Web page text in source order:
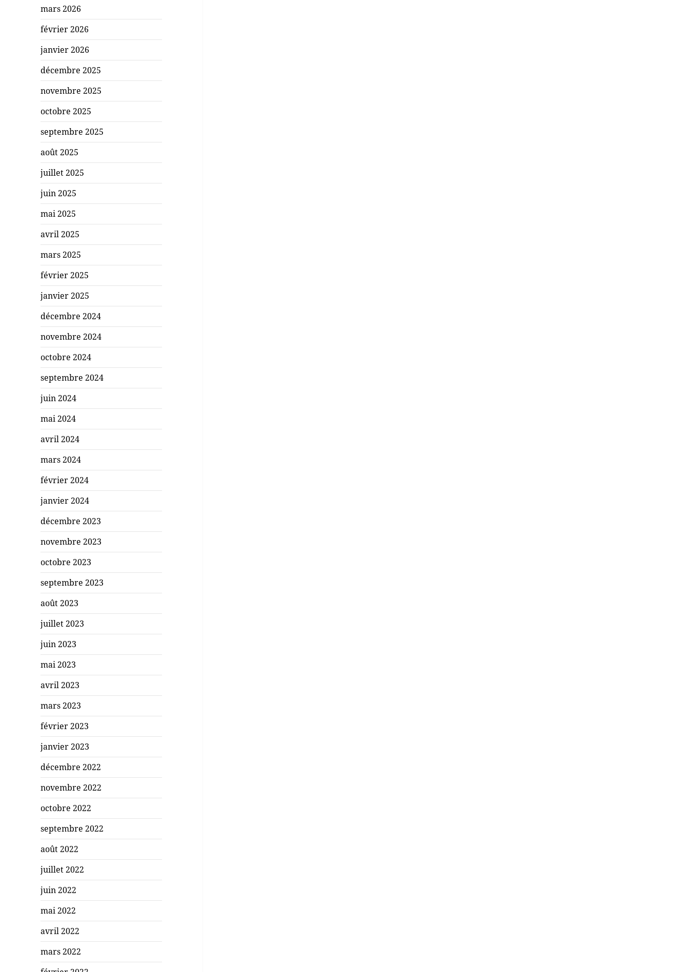
mars 2026
février 2026
janvier 2026
décembre 2025
novembre 2025
octobre 2025
septembre 2025
août 2025
juillet 2025
juin 2025
mai 2025
avril 2025
mars 2025
février 2025
janvier 2025
décembre 2024
novembre 2024
octobre 2024
septembre 2024
juin 2024
mai 2024
avril 2024
mars 2024
février 2024
janvier 2024
décembre 2023
novembre 2023
octobre 2023
septembre 2023
août 2023
juillet 2023
juin 2023
mai 2023
avril 2023
mars 2023
février 2023
janvier 2023
décembre 2022
novembre 2022
octobre 2022
septembre 2022
août 2022
juillet 2022
juin 2022
mai 2022
avril 2022
mars 2022